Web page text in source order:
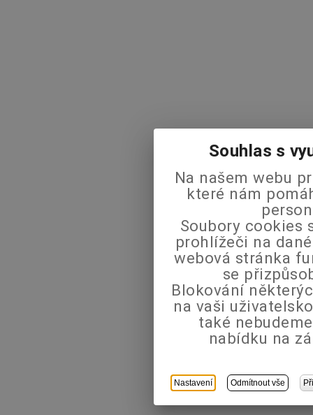
Souhlas s
Na našem webu
které nám
Soubory cookies
prohlížeči na
webová stránka
se
Blokování
na vaši
také
nabídku na
Nastavení Odmítnout vše